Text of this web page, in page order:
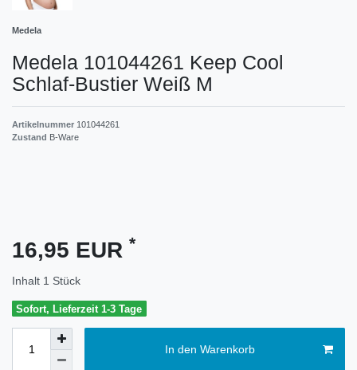
Medela
Medela 101044261 Keep Cool
Schlaf-Bustier Weiß M
Artikelnummer 101044261
Zustand B-Ware
16,95 EUR *
Inhalt 1 Stück
Sofort, Lieferzeit 1-3 Tage
In den Warenkorb